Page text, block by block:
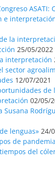
ASATI:
e
la
25/05/2022
interpretación
sector
12/07/2021
de
02/05/
Susana
lenguas» 24/
de pandemia
del